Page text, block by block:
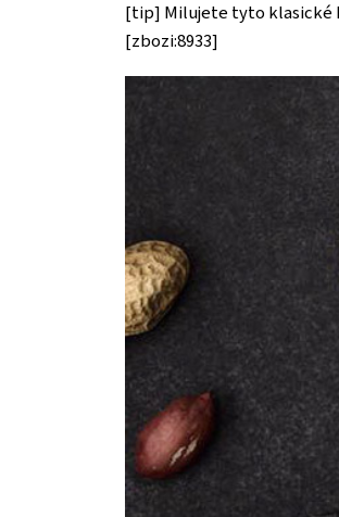
[tip] Milujete tyto klasické
[zbozi:8933]